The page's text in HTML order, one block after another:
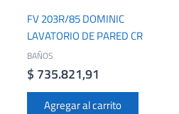
FV 203R/85 DOMINIC
LAVATORIO DE PARED CR
BAÑOS
$ 735.821,91
Agregar al carrito